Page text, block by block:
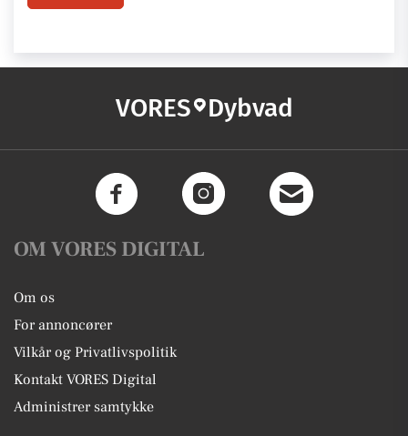
VORES Dybvad
OM VORES DIGITAL
Om os
For annoncører
Vilkår og Privatlivspolitik
Kontakt VORES Digital
Administrer samtykke